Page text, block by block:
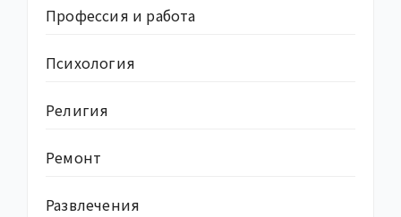
Профессия и работа
Психология
Религия
Ремонт
Развлечения